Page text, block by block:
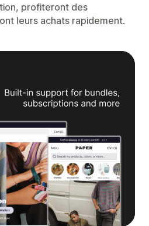
profiteront des
leurs achats rapidement.